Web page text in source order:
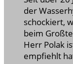
der
schockiert,
beim
Herr Polak
empfiehlt